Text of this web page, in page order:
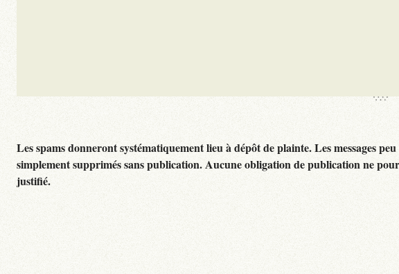
Les spams donneront systématiquement lieu à dépôt de plainte. Les messages
simplement supprimés sans publication. Aucune obligation de publication ne
justifié.